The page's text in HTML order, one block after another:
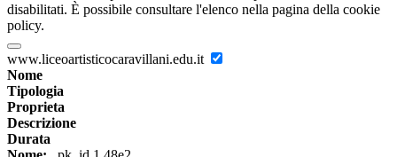
disabilitati. È possibile consultare l'elenco nella pagina della cookie
policy.
www.liceoartisticocaravillani.edu.it
Nome
Tipologia
Proprieta
Descrizione
Durata